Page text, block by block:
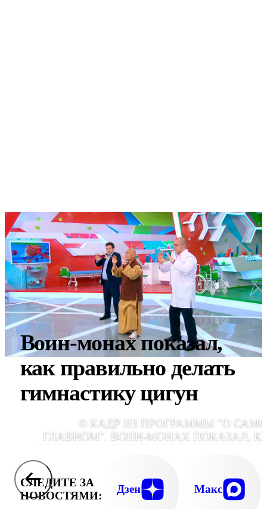
Воин-монах показал,
как правильно делать
гимнастику цигун
© КАДР ИЗ ПРОГРАММЫ "О
ГЛАВНОМ". ВОИН-МОНАХ ПОКАЗАЛ,
СЛЕДИТЕ ЗА
НОВОСТЯМИ:
Дзен Макс